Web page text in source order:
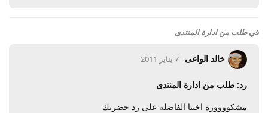
فيطلب من ادارة المنتدى
خالد الواعى 7 يناير 2011
رد: طلب من ادارة المنتدى
مشكوووورة اختنا الفاضلة على رد حضرتك